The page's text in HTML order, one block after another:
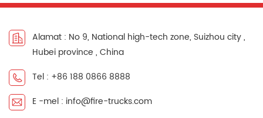
中文
Filipino
српски
Alamat : No 9, National high-tech zone, Suizhou city ,
Hubei province , China
Tel : +86 188 0866 8888
E -mel : info@fire-trucks.com